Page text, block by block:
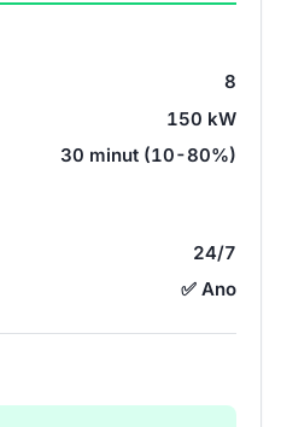
8
150 kW
30 minut (10-80%)
24/7
✅ Ano